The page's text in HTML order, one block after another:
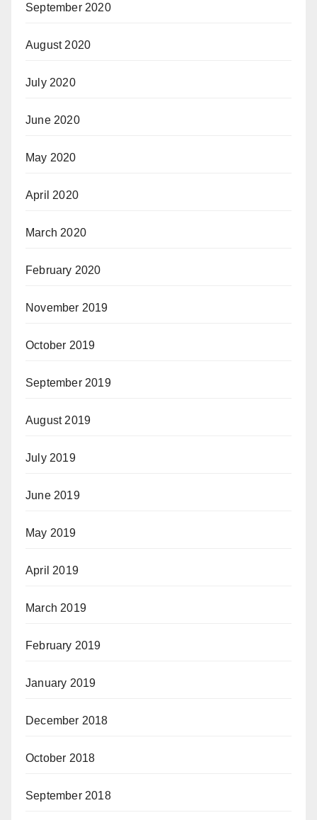
September 2020
August 2020
July 2020
June 2020
May 2020
April 2020
March 2020
February 2020
November 2019
October 2019
September 2019
August 2019
July 2019
June 2019
May 2019
April 2019
March 2019
February 2019
January 2019
December 2018
October 2018
September 2018